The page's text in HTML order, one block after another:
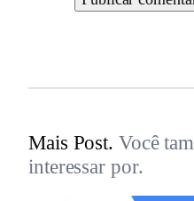
Mais Post. Você
interessar por.